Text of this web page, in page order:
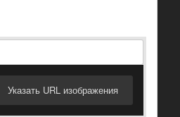
Указать URL изображения